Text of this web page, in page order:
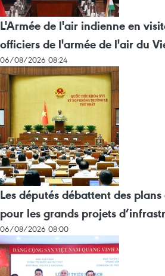
L'Armée de l'air indienne en
officiers de l'armée de l'air du
06/08/2026 08:24
Les députés débattent des plans
pour les grands projets
06/08/2026 08:00